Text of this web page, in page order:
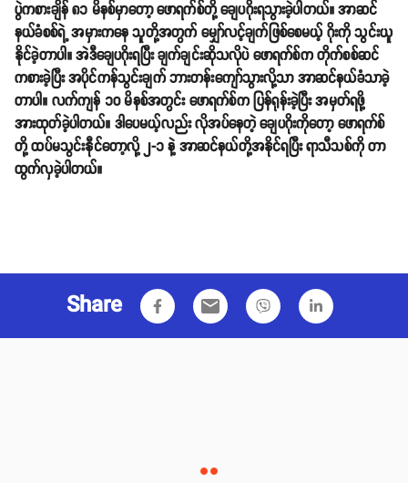
ပွဲကစားချိန် ၈၁ မိနစ်မှာတော့ ဖောရက်စ်တို့ ချေပဂိုးရသွားခဲ့ပါတယ်။ အာဆင်
နယ်ခံစစ်ရဲ့ အမှားကနေ သူတို့အတွက် မျှော်လင့်ချက်ဖြစ်စေမယ့် ဂိုးကို သွင်းယူ
နိုင်ခဲ့တာပါ။ အဲဒီချေပဂိုးရပြီး ချက်ချင်းဆိုသလိုပဲ ဖောရက်စ်က တိုက်စစ်ဆင်
ကစားခဲ့ပြီး အပိုင်ကန်သွင်းချက် ဘားတန်းကျော်သွားလို့သာ အာဆင်နယ်ခံသာခဲ့
တာပါ။ လက်ကျန် ၁၀ မိနစ်အတွင်း ဖောရက်စ်က ပြန်ရုန်းခဲ့ပြီး အမှတ်ရဖို့
အားထုတ်ခဲ့ပါတယ်။ ဒါပေမယ့်လည်း လိုအပ်နေတဲ့ ချေပဂိုးကိုတော့ ဖောရက်စ်
တို့ ထပ်မသွင်းနီုင်တော့လို့ ၂-၁ နဲ့ အာဆင်နယ်တို့အနိုင်ရပြီး ရာသီသစ်ကို တာ
ထွက်လှခဲ့ပါတယ်။
Share email